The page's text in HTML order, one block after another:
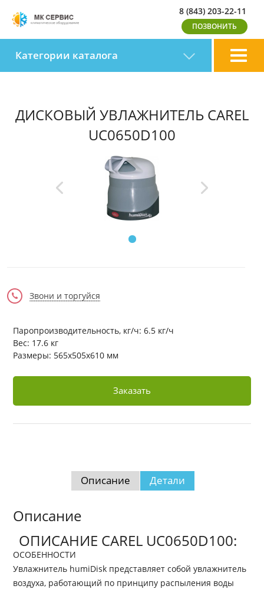
8 (843) 203-22-11
Категории каталога
ДИСКОВЫЙ УВЛАЖНИТЕЛЬ CAREL
UC0650D100
Звони и торгуйся
Паропроизводительность, кг/ч: 6.5 кг/ч
Вес: 17.6 кг
Размеры: 565x505x610 мм
Заказать
Описание Детали
Описание
ОПИСАНИЕ CAREL UC0650D100:
ОСОБЕННОСТИ
Увлажнитель humiDisk представляет собой увлажнитель
воздуха, работающий по принципу распыления воды